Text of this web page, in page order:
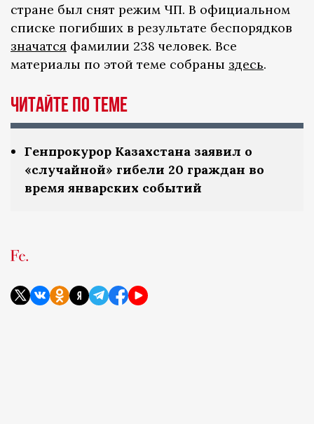
стране был снят режим ЧП. В официальном
списке погибших в результате беспорядков
значатся фамилии 238 человек. Все
материалы по этой теме собраны здесь.
ЧИТАЙТЕ ПО ТЕМЕ
Генпрокурор Казахстана заявил о
«случайной» гибели 20 граждан во
время январских событий